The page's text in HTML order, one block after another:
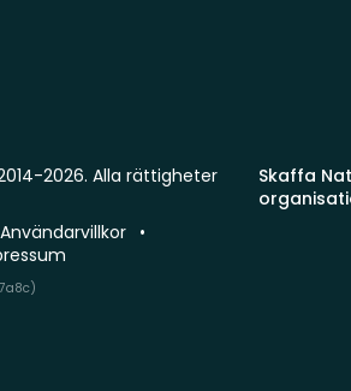
Skaffa
2026. Alla rättigheter
Användarvillkor